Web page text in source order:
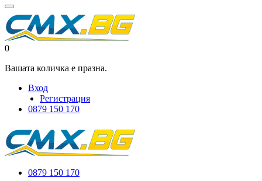
0
Вашата количка е празна.
Вход
Регистрация
0879 150 170
0879 150 170